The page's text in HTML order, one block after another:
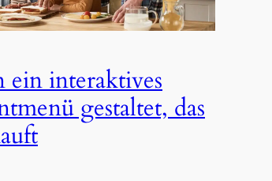
ein interaktives
gestaltet, das